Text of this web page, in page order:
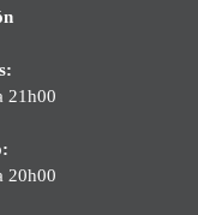
21h00
20h00